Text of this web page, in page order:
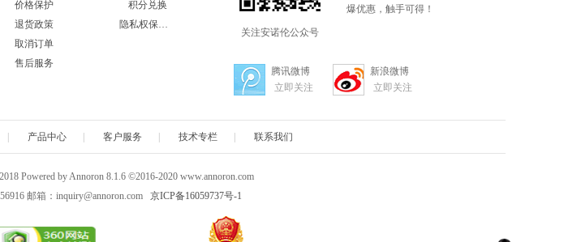
价格保护
退货政策
取消订单
售后服务
积分兑换
隐私权保护声明
关注安诺伦公众号
爆优惠，触手可得！
腾讯微博
立即关注
新浪微博
立即关注
产品中心 客户服务 技术专栏 联系我们
Powered by Annoron 8.1.6 ©2016-2020 www.annoron.com
邮箱：inquiry@annoron.com 京ICP备16059737号-1